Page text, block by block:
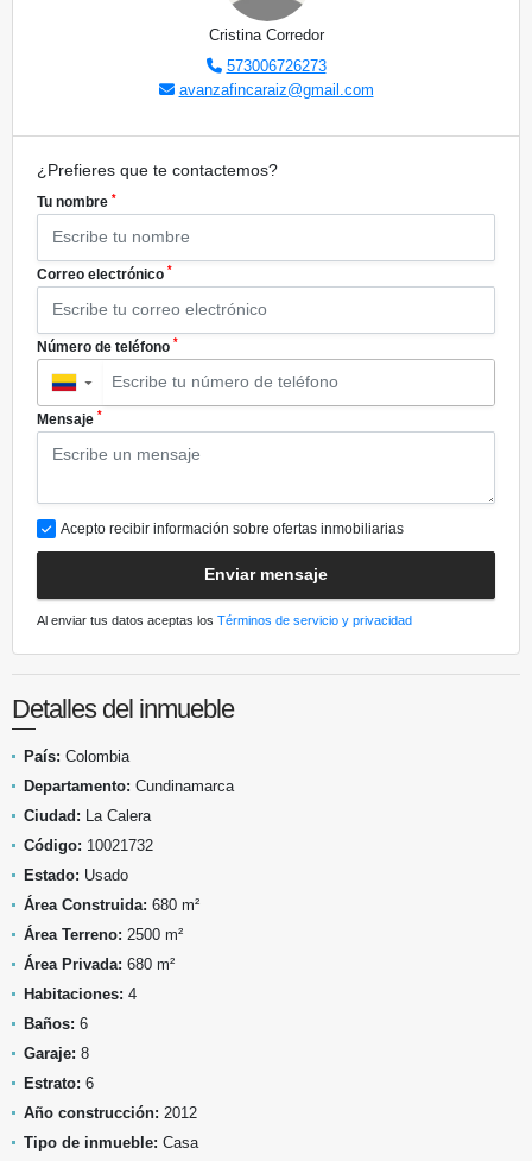
Cristina Corredor
573006726273
avanzafincaraiz@gmail.com
¿Prefieres que te contactemos?
Tu nombre *
Correo electrónico *
Número de teléfono *
▼
Mensaje *
Acepto recibir información sobre ofertas inmobiliarias
Enviar mensaje
Al enviar tus datos aceptas los Términos de servicio y privacidad
Detalles del inmueble
País: Colombia
Departamento: Cundinamarca
Ciudad: La Calera
Código: 10021732
Estado: Usado
Área Construida: 680 m²
Área Terreno: 2500 m²
Área Privada: 680 m²
Habitaciones: 4
Baños: 6
Garaje: 8
Estrato: 6
Año construcción: 2012
Tipo de inmueble: Casa